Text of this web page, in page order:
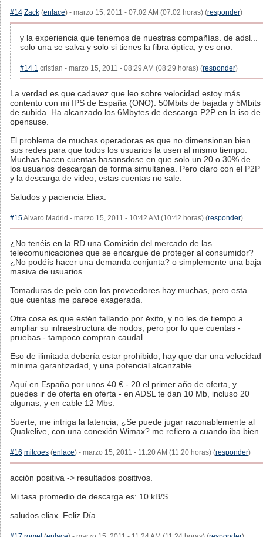
#14 Zack (enlace) - marzo 15, 2011 - 07:02 AM (07:02 horas) (responder)
y la experiencia que tenemos de nuestras compañías. de adsl...
solo una se salva y solo si tienes la fibra óptica, y es ono.
#14.1 cristian - marzo 15, 2011 - 08:29 AM (08:29 horas) (responder)
La verdad es que cadavez que leo sobre velocidad estoy más
contento con mi IPS de España (ONO). 50Mbits de bajada y 5Mbits
de subida. Ha alcanzado los 6Mbytes de descarga P2P en la iso de
opensuse.
El problema de muchas operadoras es que no dimensionan bien
sus redes para que todos los usuarios la usen al mismo tiempo.
Muchas hacen cuentas basansdose en que solo un 20 o 30% de
los usuarios descargan de forma simultanea. Pero claro con el P2P
y la descarga de video, estas cuentas no sale.
Saludos y paciencia Eliax.
#15Alvaro Madrid - marzo 15, 2011 - 10:42 AM (10:42 horas) (responder)
¿No tenéis en la RD una Comisión del mercado de las
telecomunicaciones que se encargue de proteger al consumidor?
¿No podéís hacer una demanda conjunta? o simplemente una baja
masiva de usuarios.
Tomaduras de pelo con los proveedores hay muchas, pero esta
que cuentas me parece exagerada.
Otra cosa es que estén fallando por éxito, y no les de tiempo a
ampliar su infraestructura de nodos, pero por lo que cuentas -
pruebas - tampoco compran caudal.
Eso de ilimitada debería estar prohibido, hay que dar una velocidad
mínima garantizadad, y una potencial alcanzable.
Aquí en España por unos 40 € - 20 el primer año de oferta, y
puedes ir de oferta en oferta - en ADSL te dan 10 Mb, incluso 20
algunas, y en cable 12 Mbs.
Suerte, me intriga la latencia, ¿Se puede jugar razonablemente al
Quakelive, con una conexión Wimax? me refiero a cuando iba bien.
#16 mitcoes (enlace) - marzo 15, 2011 - 11:20 AM (11:20 horas) (responder)
acción positiva -> resultados positivos.
Mi tasa promedio de descarga es: 10 kB/S.
saludos eliax. Feliz Día